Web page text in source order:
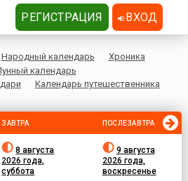
Народный календарь
Хроника
календарь
Календарь путешественника
ЗАВТРА
8 августа
2026 года,
суббота
ПОСЛЕЗАВТРА
9 августа
2026 года,
воскресенье
РЕГИСТРАЦИЯ ВХОД